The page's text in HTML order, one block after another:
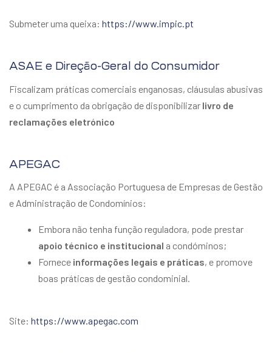
Submeter uma queixa: https://www.impic.pt
ASAE e Direção-Geral do Consumidor
Fiscalizam práticas comerciais enganosas, cláusulas abusivas
e o cumprimento da obrigação de disponibilizar livro de
reclamações eletrónico
APEGAC
A APEGAC é a Associação Portuguesa de Empresas de Gestão
e Administração de Condomínios:
Embora não tenha função reguladora, pode prestar
apoio técnico e institucional a condóminos;
Fornece informações legais e práticas, e promove
boas práticas de gestão condominial.
Site: https://www.apegac.com